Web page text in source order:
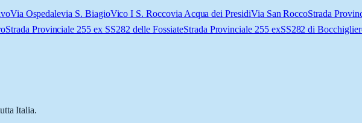
Via Ospedalevia S. BiagioVico I S. Roccovia Acqua dei PresidiVia San RoccoStrada
Strada Provinciale 255 ex SS282 delle FossiateStrada Provinciale 255 exSS282 di
Italia.